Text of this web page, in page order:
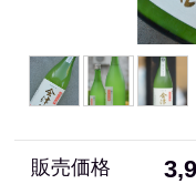
販売価格